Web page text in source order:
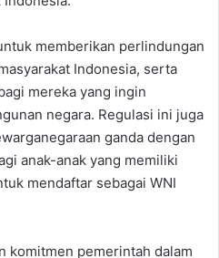
memberikan perlindungan
Indonesia, serta
mereka yang ingin
negara. Regulasi ini juga
ganda dengan
anak-anak yang memiliki
mendaftar sebagai WNI
komitmen pemerintah dalam